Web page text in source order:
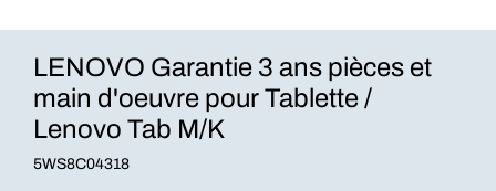
LENOVO Garantie 3 ans pièces et
main d'oeuvre pour Tablette /
Lenovo Tab M/K
5WS8C04318